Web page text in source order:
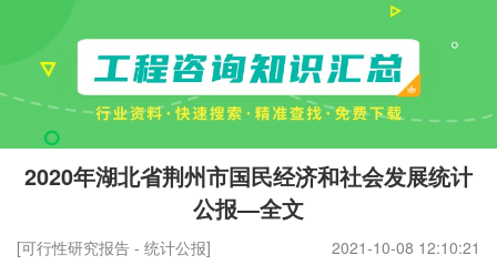
2020年湖北省荆州市国民经济和社会发展统计
公报—全文
[可行性研究报告 - 统计公报] 2021-10-08 12:10:21